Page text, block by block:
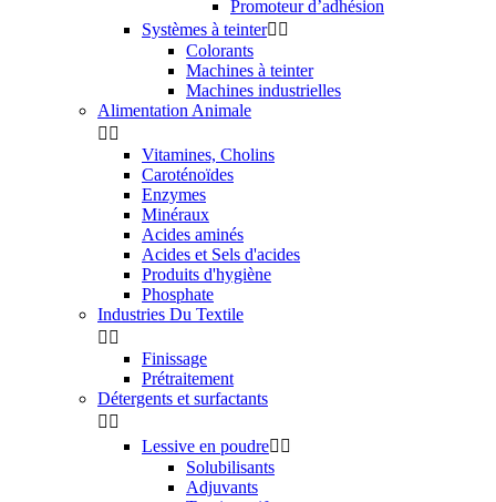
Promoteur d’adhésion
Systèmes à teinter 
Colorants
Machines à teinter
Machines industrielles
Alimentation Animale
 
Vitamines, Cholins
Caroténoïdes
Enzymes
Minéraux
Acides aminés
Acides et Sels d'acides
Produits d'hygiène
Phosphate
Industries Du Textile
 
Finissage
Prétraitement
Détergents et surfactants
 
Lessive en poudre 
Solubilisants
Adjuvants